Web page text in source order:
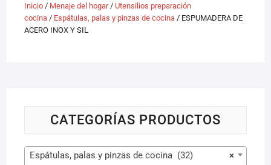
Inicio/ Menaje del hogar/ Utensilios preparación
cocina/ Espátulas, palas y pinzas de cocina/ ESPUMADERA DE
ACERO INOX Y SIL
CATEGORÍAS PRODUCTOS
×
Espátulas, palas y pinzas de cocina (32)